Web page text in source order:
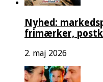
Nyhed:
frimærker,
2. maj 2026